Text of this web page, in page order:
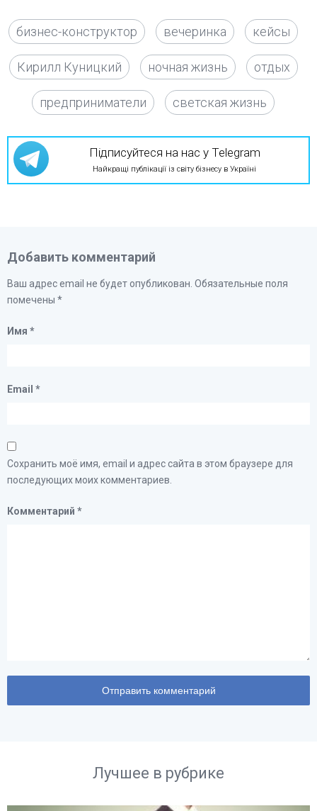
бизнес-конструктор вечеринка кейсы
Кирилл Куницкий ночная жизнь отдых
предприниматели светская жизнь
Підписуйтеся на нас у Telegram
Найкращі публікації із світу бізнесу в Україні
Добавить комментарий
Ваш адрес email не будет опубликован. Обязательные поля
помечены *
Имя *
Email *
Сохранить моё имя, email и адрес сайта в этом браузере для
последующих моих комментариев.
Комментарий *
Лучшее в рубрике